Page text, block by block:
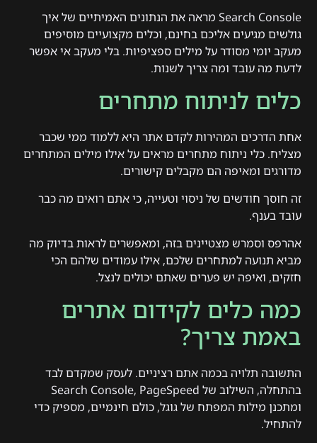
Search Console מראה את הנתונים האמיתיים של איך
גולשים מגיעים אליכם בחינם, וכלים מקצועיים מוסיפים
מעקב יומי מסודר על מילים ספציפיות. בלי מעקב אי אפשר
לדעת מה עובד ומה צריך לשנות.
כלים לניתוח מתחרים
אחת הדרכים המהירות לקדם אתר היא ללמוד ממי שכבר
מצליח. כלי ניתוח מתחרים מראים על אילו מילים המתחרים
מדורגים ומאיפה הם מקבלים קישורים.
זה חוסך חודשים של ניסוי וטעייה, כי אתם רואים מה כבר
עובד בענף.
אהרפס וסמרש מצטיינים בזה, ומאפשרים לראות בדיוק מה
מביא תנועה למתחרים שלכם, אילו עמודים שלהם הכי
חזקים, ואיפה יש פערים שאתם יכולים לנצל.
כמה כלים לקידום אתרים
באמת צריך?
התשובה תלויה בכמה אתם רציניים. לעסק שמקדם לבד
בהתחלה, השילוב של Search Console, PageSpeed
ומתכנן מילות המפתח של גוגל, כולם חינמיים, מספיק כדי
להתחיל.